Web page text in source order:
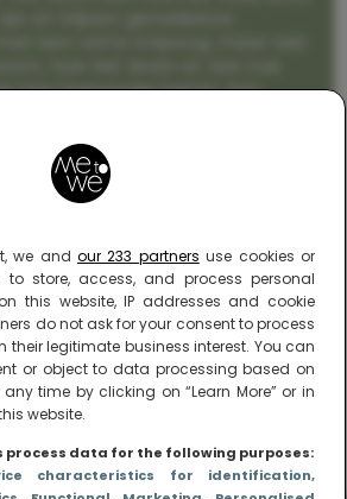
we and our 233 partners use cookies or
to store, access, and process personal
this website, IP addresses and cookie
do not ask for your consent to process
their legitimate business interest. You can
or object to data processing based on
time by clicking on “Learn More” or in
website.
process data for the following purposes:
characteristics for identification,
een (eenouder)gezin. Dus
achter het behang.